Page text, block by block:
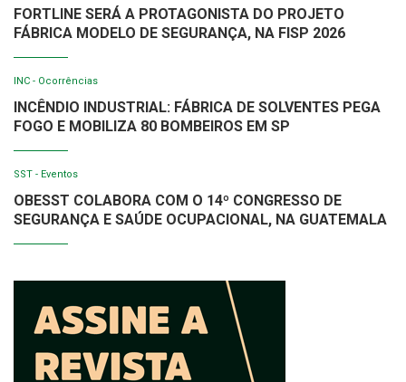
FORTLINE SERÁ A PROTAGONISTA DO PROJETO
FÁBRICA MODELO DE SEGURANÇA, NA FISP 2026
INC - Ocorrências
INCÊNDIO INDUSTRIAL: FÁBRICA DE SOLVENTES PEGA
FOGO E MOBILIZA 80 BOMBEIROS EM SP
SST - Eventos
OBESST COLABORA COM O 14º CONGRESSO DE
SEGURANÇA E SAÚDE OCUPACIONAL, NA GUATEMALA